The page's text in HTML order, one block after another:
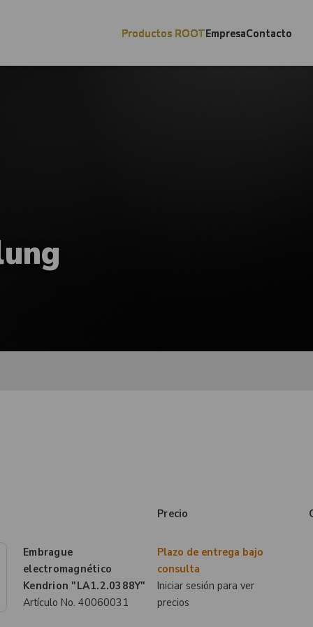
Productos ROOTEmpresaContacto
Precio
Embrague
electromagnético
Kendrion "LA1.2.0388Y"
Artículo No. 40060031
Plazo de entrega bajo
consulta
Iniciar sesión para ver
precios